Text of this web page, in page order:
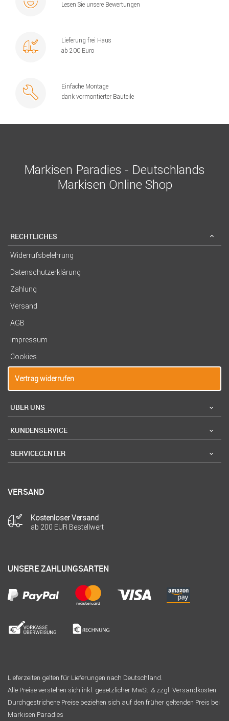
Lesen Sie unsere Bewertungen
Lieferung frei Haus
ab 200 Euro
Einfache Montage
dank vormontierter Bauteile
Markisen Paradies - Deutschlands
Markisen Online Shop
RECHTLICHES
Widerrufsbelehrung
Datenschutzerklärung
Zahlung
Versand
AGB
Impressum
Cookies
Vertrag widerrufen
ÜBER UNS
KUNDENSERVICE
SERVICECENTER
VERSAND
Kostenloser Versand
ab 200 EUR Bestellwert
UNSERE ZAHLUNGSARTEN
Lieferzeiten gelten für Lieferungen nach Deutschland.
Alle Preise verstehen sich inkl. gesetzlicher MwSt. & zzgl. Versandkosten.
Durchgestrichene Preise beziehen sich auf den früher geltenden Preis bei
Markisen Paradies